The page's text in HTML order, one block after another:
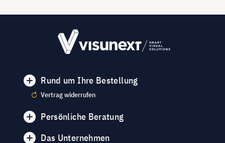
Rund um Ihre Bestellung
Vertrag widerrufen
Persönliche Beratung
Das Unternehmen